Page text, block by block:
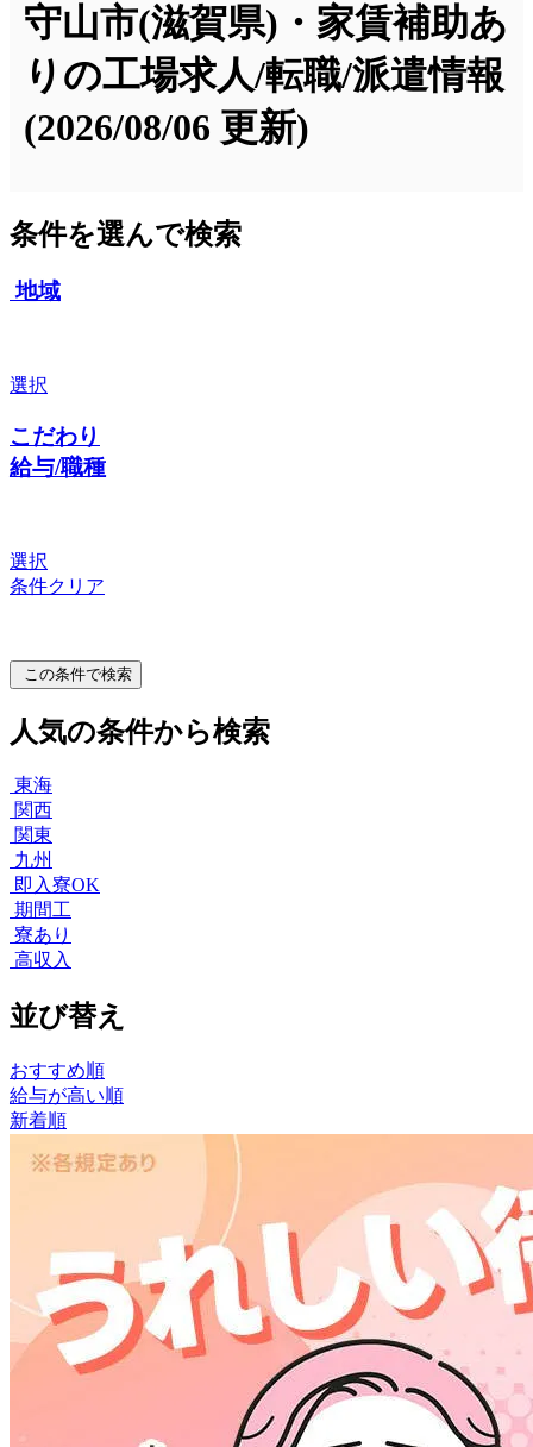
守山市(滋賀県)・家賃補助あ
りの工場求人/転職/派遣情報
(2026/08/06 更新)
条件を選んで検索
地域
選択
こだわり
給与/職種
選択
条件クリア
この条件で検索
人気の条件から検索
東海
関西
関東
九州
即入寮OK
期間工
寮あり
高収入
並び替え
おすすめ順
給与が高い順
新着順